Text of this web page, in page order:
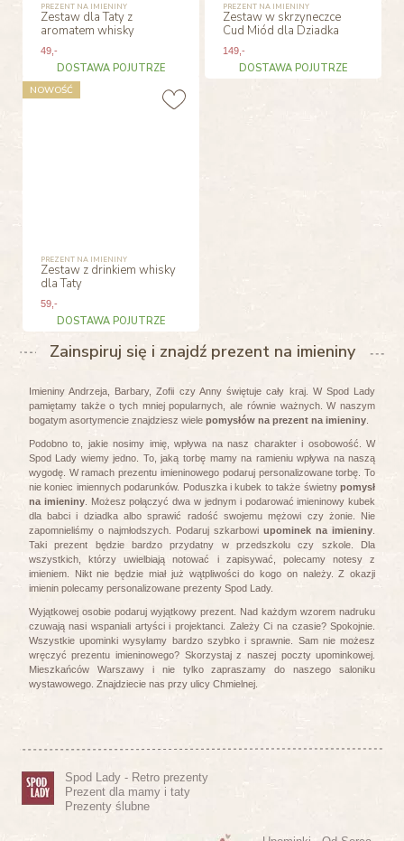
PREZENT NA IMIENINY
Zestaw dla Taty z
aromatem whisky
49,-
DOSTAWA POJUTRZE
PREZENT NA IMIENINY
Zestaw w skrzyneczce
Cud Miód dla Dziadka
149 ,-
DOSTAWA POJUTRZE
PREZENT NA IMIENINY
Zestaw z drinkiem whisky
dla Taty
59,-
DOSTAWA POJUTRZE
NOWOŚĆ
Zainspiruj się i znajdź prezent na imieniny
Imieniny Andrzeja, Barbary, Zofii czy Anny świętuje cały kraj. W Spod Lady
pamiętamy także o tych mniej popularnych, ale równie ważnych. W naszym
bogatym asortymencie znajdziesz wiele pomysłów na prezent na imieniny.
Podobno to, jakie nosimy imię, wpływa na nasz charakter i osobowość. W
Spod Lady wiemy jedno. To, jaką torbę mamy na ramieniu wpływa na naszą
wygodę. W ramach prezentu imieninowego podaruj personalizowane torbę. To
nie koniec imiennych podarunków. Poduszka i kubek to także świetnypomysł
na imieniny. Możesz połączyć dwa w jednym i podarować imieninowy kubek
dla babci i dziadka albo sprawić radość swojemu mężowi czy żonie. Nie
zapomnieliśmy o najmłodszych. Podaruj szkarbowiupominek na imieniny
Taki prezent będzie bardzo przydatny w przedszkolu czy szkole. Dla
wszystkich, którzy uwielbiają notować i zapisywać, polecamy notesy z
imieniem. Nikt nie będzie miał już wątpliwości do kogo on należy. Z okazji
imienin polecamy personalizowane prezenty Spod Lady.
Wyjątkowej osobie podaruj wyjątkowy prezent. Nad każdym wzorem nadruku
czuwają nasi wspaniali artyści i projektanci. Zależy Ci na czasie? Spokojnie.
Wszystkie upominki wysyłamy bardzo szybko i sprawnie. Sam nie możesz
wręczyć prezentu imieninowego? Skorzystaj z naszej poczty upominkowej.
Mieszkańców Warszawy i nie tylko zapraszamy do naszego saloniku
wystawowego. Znajdziecie nas przy ulicy Chmielnej.
Spod Lady - Retro prezenty
Prezent dla mamy i taty
Prezenty ślubne